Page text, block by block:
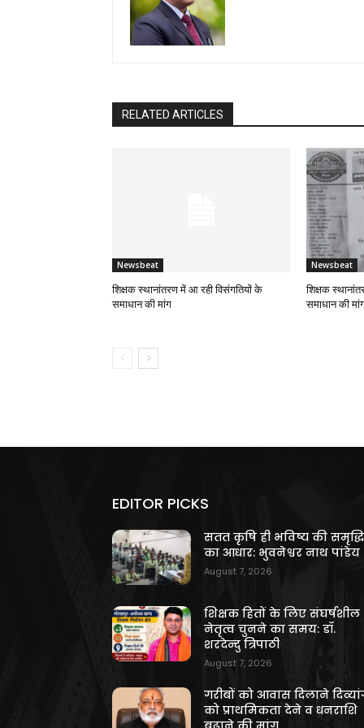
RELATED ARTICLES
Newsbeat
शिक्षक स्थानांतरण में आ रही विसंगतियों के
समाधान की मांग
Newsbeat
शिक्षक
समाधान की
EDITOR PICKS
सतत कृषि ही भविष्य की समृद्धि
का आधार: भुवनेश्वर नाथ पांडेय
August 7, 2026
शिक्षक हितों के लिए संघर्षशील
नेतृत्व चुनने का समय: डॉ.
शरदेन्दु त्रिपाठी
August 7, 2026
गरीबों को आवास दिलाने
को प्राथमिकता देने व धनराशि